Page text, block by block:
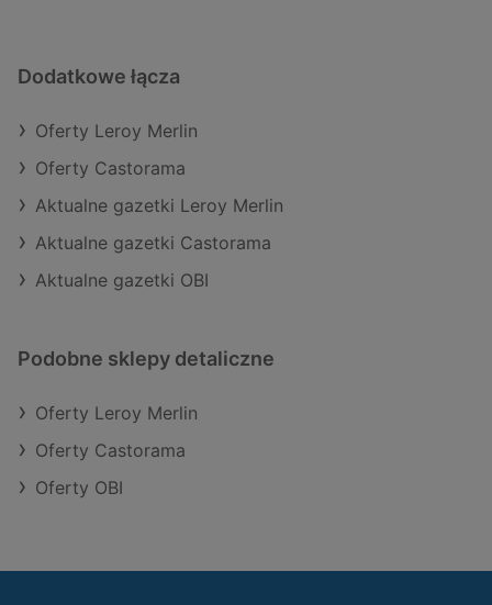
Dodatkowe łącza
Oferty Leroy Merlin
Oferty Castorama
Aktualne gazetki Leroy Merlin
Aktualne gazetki Castorama
Aktualne gazetki OBI
Podobne sklepy detaliczne
Oferty Leroy Merlin
Oferty Castorama
Oferty OBI